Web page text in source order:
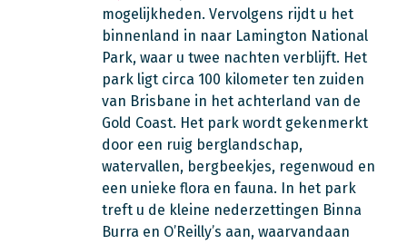
mogelijkheden. Vervolgens rijdt u het
binnenland in naar Lamington National
Park, waar u twee nachten verblijft. Het
park ligt circa 100 kilometer ten zuiden
van Brisbane in het achterland van de
Gold Coast. Het park wordt gekenmerkt
door een ruig berglandschap,
watervallen, bergbeekjes, regenwoud en
een unieke flora en fauna. In het park
treft u de kleine nederzettingen Binna
Burra en O’Reilly’s aan, waarvandaan